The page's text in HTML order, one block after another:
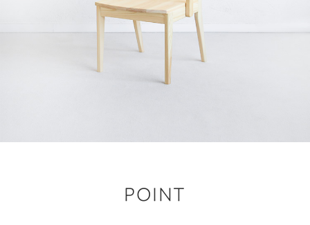
POINT